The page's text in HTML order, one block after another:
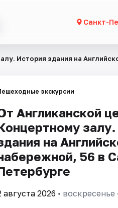
Санкт-
История здания на
экскурсии
Англиканской
на
56 в
августа 2026 • воскресенье